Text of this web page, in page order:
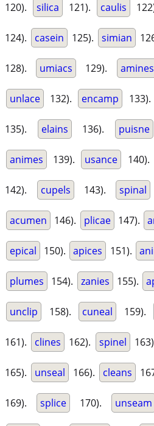
120). silica 121). caulis
124). casein 125). simian
128). umiacs 129). amines
unlace 132). encamp 133).
135). elains 136). puisne
animes 139). usance 140).
142). cupels 143). spinal
acumen 146). plicae 147).
epical 150). apices 151).
plumes 154). zanies 155).
unclip 158). cuneal 159).
161). clines 162). spinel
165). unseal 166). cleans
169). splice 170). unseam